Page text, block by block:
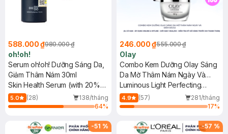
588.000 ₫980.000 ₫
oh!oh!
Serum oh!oh! Dưỡng Sáng Da,
Giảm Thâm Nám 30ml
Skin Health Serum (with 20%
Niacinamide & 2% Acetyl
Glucosamine)
5.0 (28)
138/tháng
64%
246.000 ₫555.000 ₫
Olay
Combo Kem Dưỡng Olay Sáng
Da Mờ Thâm Nám Ngày Và
Đêm 50gx2
Luminous Light Perfecting
Cream + Night Cream
4.9 (57)
281/tháng
17%
-51 % -57 %